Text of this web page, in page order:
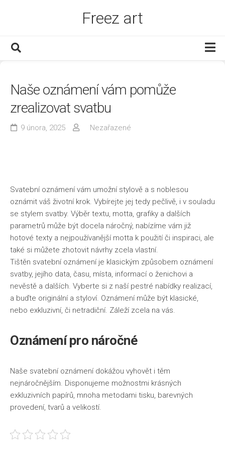
Freez art
Dům a byt
Finance
Muži
Zboží
Zdraví
Životní styl
Naše oznámení vám pomůže
zrealizovat svatbu
9 února, 2025 Nezařazené
Svatební oznámení vám umožní stylově a s noblesou
oznámit váš životní krok. Vybírejte jej tedy pečlivě, i v souladu
se stylem svatby. Výběr textu, motta, grafiky a dalších
parametrů může být docela náročný, nabízíme vám již
hotové texty a nejpoužívanější motta k použití či inspiraci, ale
také si můžete zhotovit návrhy zcela vlastní.
Tištěn svatební oznámení je klasickým způsobem oznámení
svatby, jejího data, času, místa, informací o ženichovi a
nevěstě a dalších. Vyberte si z naší pestré nabídky realizací,
a buďte originální a styloví. Oznámení může být klasické,
nebo exkluzivní, či netradiční. Záleží zcela na vás.
Oznámení pro náročné
Naše svatební oznámení dokážou vyhovět i těm
nejnáročnějším. Disponujeme možnostmi krásných
exkluzivních papírů, mnoha metodami tisku, barevných
provedení, tvarů a velikostí.